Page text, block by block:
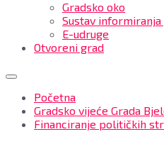
Gradsko oko
Sustav informiranja
E-udruge
Otvoreni grad
Početna
Gradsko vijeće Grada
Financiranje političkih